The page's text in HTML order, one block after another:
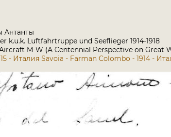
k.u.k. Luftfahrtruppe und Seeflieger 1914-1918
M-W (A Centennial Perspective on Great
- Италия Savoia - Farman Colombo - 1914 -